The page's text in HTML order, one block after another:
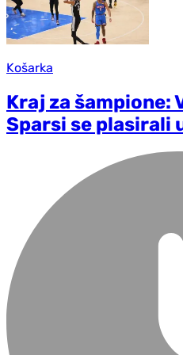
Košarka
Kraj za šampione:
Sparsi se plasirali